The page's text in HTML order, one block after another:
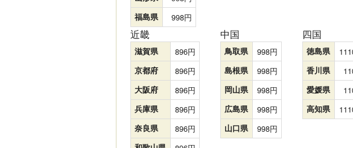
福島県 998
近畿
滋賀県 896
京都府 896
大阪府 896
兵庫県 896
奈良県 896
中国
鳥取県 998
島根県 998
岡山県 998
広島県 998
山口県 998
四国
徳島県
香川県
愛媛県
高知県